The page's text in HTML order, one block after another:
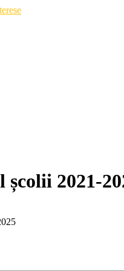
școlii 2021-